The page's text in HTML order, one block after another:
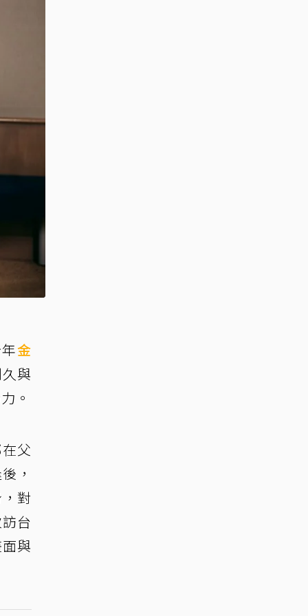
金
與
。
父
，
對
台
與